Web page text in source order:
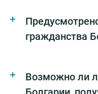
гражданства
Возможно ли